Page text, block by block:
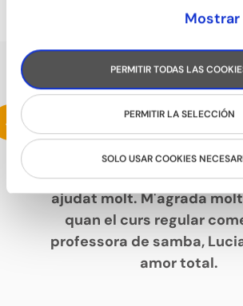
PERMITIR TODAS LAS
PERMITIR LA SELECCIÓN
SOLO USAR COOKIES
PARLEN DE NOSALTRES
<
Estic fent un intensiu de
encantant. L'escola és
ambient molt agradable i
consultat a l'entrada
ajudat molt. M'agrada
quan el curs regular
professora de samba,
amor total.